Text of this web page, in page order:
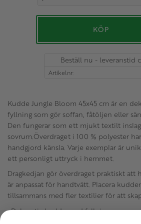
KÖP
Beställ nu - leveranstid
Artikelnr
Kudde Jungle Bloom 45x45 cm är en
fyllning som gör soffan, fåtöljen eller
Den fungerar som ett mjukt textilt
sovrum.Överdraget i 100 % polyester
handgjord känsla. Varje exemplar är
ett personligt uttryck i hemmet.
Dragkedjan gör överdraget praktiskt att
är anpassat för handtvätt. Placera
tillsammans med fler textilier för att
• Dekorativ kudde med fyllning